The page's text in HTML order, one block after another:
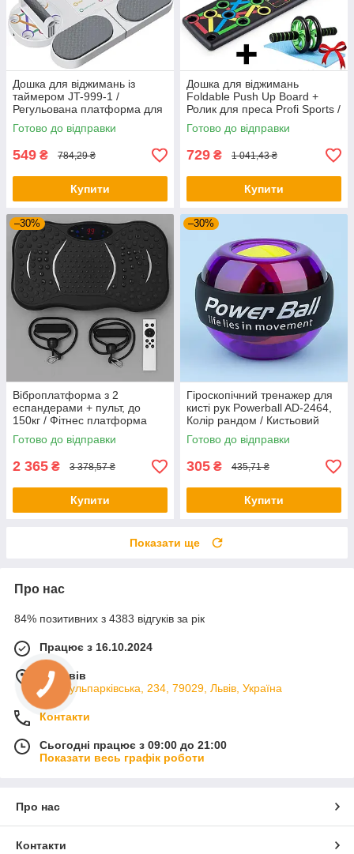
Дошка для віджимань із
таймером JT-999-1 /
Регульована платформа для
віджимань / Фітнес тренажер
для преса
Готово до відправки
549 ₴ 784,29 ₴
Купити
Дошка для віджимань
Foldable Push Up Board +
Ролик для преса Profi Sports /
Платформа з упорами
Готово до відправки
729 ₴ 1 041,43 ₴
Купити
–30%
Віброплатформа з 2
еспандерами + пульт, до
150кг / Фітнес платформа
для вправ на все тіло
Готово до відправки
2 365 ₴ 3 378,57 ₴
Купити
–30%
Гіроскопічний тренажер для
кисті рук Powerball AD-2464,
Колір рандом / Кистьовий
еспандер / Гіроскопічний
еспандер
Готово до відправки
305 ₴ 435,71 ₴
Купити
Показати ще
Про нас
84% позитивних з 4383 відгуків за рік
Працює з 16.10.2024
м. Львів
вул. Кульпарківська, 234, 79029, Львів, Україна
Контакти
Сьогодні працює з 09:00 до 21:00
Показати весь графік роботи
Про нас
Контакти